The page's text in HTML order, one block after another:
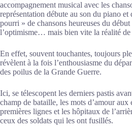
accompagnement musical avec les
représentation débute au son du piano et
pourri » de chansons heureuses du
l’optimisme… mais bien vite la réalité de
En effet, souvent touchantes, toujours
révèlent à la fois l’enthousiasme du
des poilus de la Grande Guerre.
Ici, se télescopent les derniers pastis
champ de bataille, les mots d’amour aux
premières lignes et les hôpitaux de
ceux des soldats qui les ont fusillés.